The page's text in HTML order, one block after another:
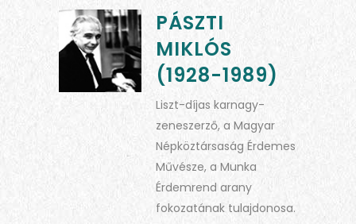
PÁSZTI
MIKLÓS
(1928-1989)
Liszt-díjas karnagy-
zeneszerző, a Magyar
Népköztársaság Érdemes
Művésze, a Munka
Érdemrend arany
fokozatának tulajdonosa.